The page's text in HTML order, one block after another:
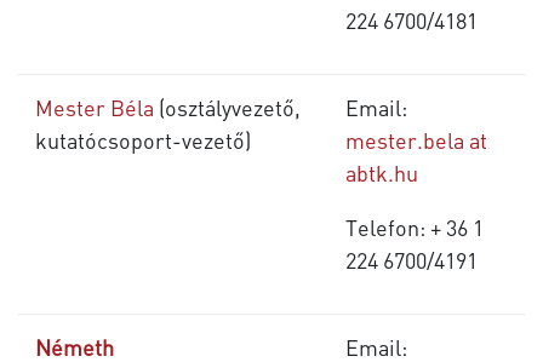
224 6700/4181
Mester Béla (osztályvezető,
kutatócsoport-vezető)
Email:
mester.bela at
abtk.hu
Telefon: + 36 1
224 6700/4191
Németh
Email: